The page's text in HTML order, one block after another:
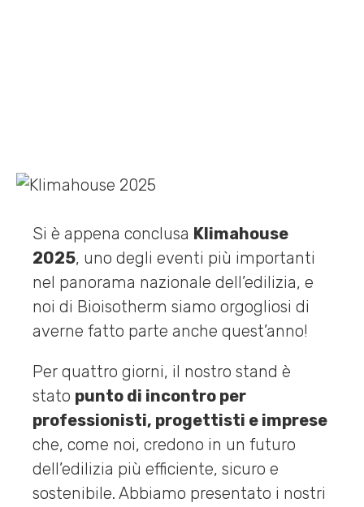
Si è appena conclusa Klimahouse
2025, uno degli eventi più importanti
nel panorama nazionale dell’edilizia, e
noi di Bioisotherm siamo orgogliosi di
averne fatto parte anche quest’anno!
Per quattro giorni, il nostro stand è
stato punto di incontro per
professionisti, progettisti e imprese
che, come noi, credono in un futuro
dell’edilizia più efficiente, sicuro e
sostenibile. Abbiamo presentato i nostri